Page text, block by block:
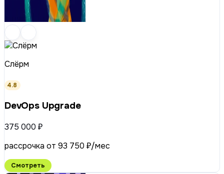
Слёрм
4.8
DevOps Upgrade
375 000 ₽
рассрочка от 93 750 ₽/мес
Смотреть